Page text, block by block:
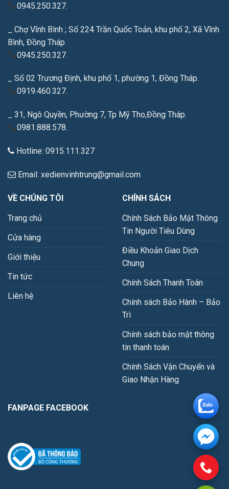
0945.250.327.
_ Chợ Vĩnh Bình ; Số 224 Trần Quốc Toản, khu phố 2, Xã Vĩnh
Bình, Đồng Tháp
0945.250.327.
_ Số 02 Trương Định, khu phố 1, phường 1, Đồng Tháp.
0919.460.327.
_ 31, Ngô Quyền, Phường 7, Tp Mỹ Tho,Đồng Tháp.
0981.888.578.
Hotline: 0915.111.327
Email: xedienvinhtrung@gmail.com
VỀ CHÚNG TÔI
Trang chủ
Cửa hàng
Giới thiệu
Tin tức
Liên hệ
CHÍNH SÁCH
Chính Sách Bảo Mật Thông
Tin Người Tiêu Dùng
Điều Khoản Giao Dịch
Chung
Chính Sách Thanh Toán
Chính sách Bảo Hành – Bảo
Trì
Chính sách bảo mật thông
tin thanh toán
Chính Sách Vận Chuyển và
Giao Nhận Hàng
FANPAGE FACEBOOK